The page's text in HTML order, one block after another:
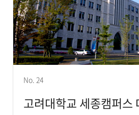
No. 24